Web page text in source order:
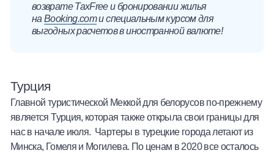
возврате TaxFree и бронировании жилья
наBooking.comи специальным курсом для
выгодных расчетов в иностранной валюте!
Турция
Главной туристической Меккой для белорусов по-прежнему
является Турция, которая также открыла свои границы для
нас в начале июля. Чартеры в турецкие города летают из
Минска, Гомеля и Могилева. По ценам в 2020 все осталось